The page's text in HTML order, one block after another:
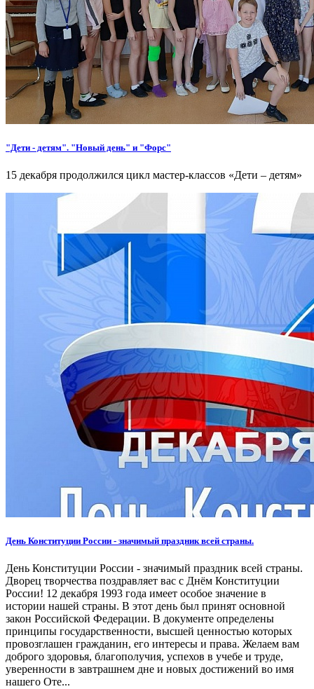
"Дети - детям". "Новый день" и "Форс"
15 декабря продолжился цикл мастер-классов «Дети – детям»
День Конституции России - значимый праздник всей страны.
День Конституции России - значимый праздник всей страны.
Дворец творчества поздравляет вас с Днём Конституции
России! 12 декабря 1993 года имеет особое значение в
истории нашей страны. В этот день был принят основной
закон Российской Федерации. В документе определены
принципы государственности, высшей ценностью которых
провозглашен гражданин, его интересы и права. Желаем вам
доброго здоровья, благополучия, успехов в учебе и труде,
уверенности в завтрашнем дне и новых достижений во имя
нашего Оте...